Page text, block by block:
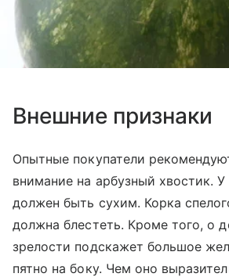
Внешние признаки
Опытные покупатели
внимание на арбузный хвостик.
должен быть сухим. Корка
должна блестеть. Кроме того, о
зрелости подскажет большое
пятно на боку. Чем оно